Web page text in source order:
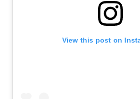
View this post on